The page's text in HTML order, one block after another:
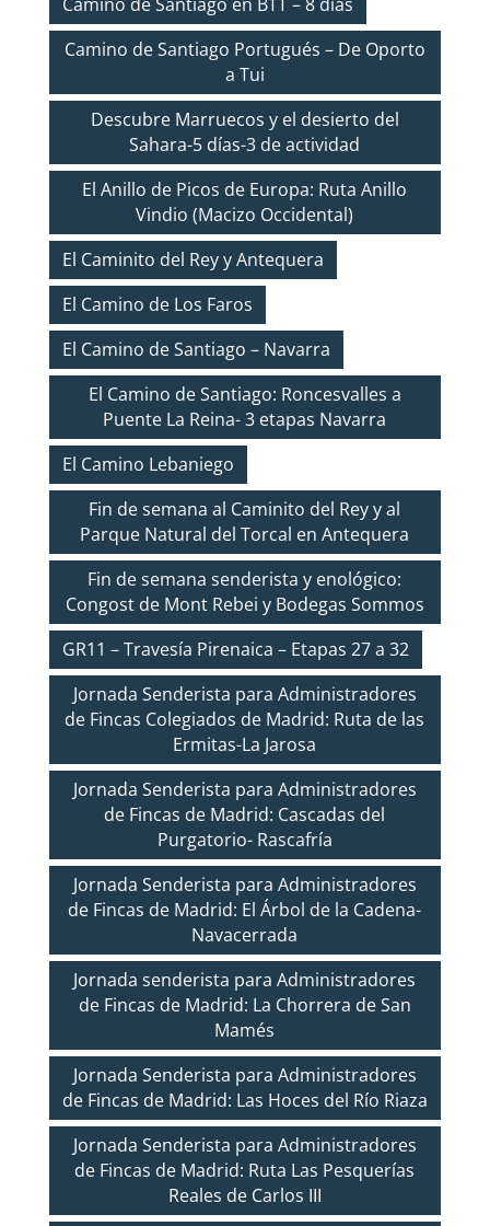
Camino de Santiago Portugués – De Oporto
a Tui
Descubre Marruecos y el desierto del
Sahara-5 días-3 de actividad
El Anillo de Picos de Europa: Ruta Anillo
Vindio (Macizo Occidental)
El Caminito del Rey y Antequera
El Camino de Los Faros
El Camino de Santiago – Navarra
El Camino de Santiago: Roncesvalles a
Puente La Reina- 3 etapas Navarra
El Camino Lebaniego
Fin de semana al Caminito del Rey y al
Parque Natural del Torcal en Antequera
Fin de semana senderista y enológico:
Congost de Mont Rebei y Bodegas Sommos
GR11 – Travesía Pirenaica – Etapas 27 a 32
Jornada Senderista para Administradores
de Fincas Colegiados de Madrid: Ruta de las
Ermitas-La Jarosa
Jornada Senderista para Administradores
de Fincas de Madrid: Cascadas del
Purgatorio- Rascafría
Jornada Senderista para Administradores
de Fincas de Madrid: El Árbol de la Cadena-
Navacerrada
Jornada senderista para Administradores
de Fincas de Madrid: La Chorrera de San
Mamés
Jornada Senderista para Administradores
de Fincas de Madrid: Las Hoces del Río Riaza
Jornada Senderista para Administradores
de Fincas de Madrid: Ruta Las Pesquerías
Reales de Carlos III